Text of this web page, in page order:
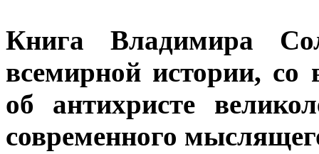
Книга Владимира
всемирной истории, со
об антихристе
современного